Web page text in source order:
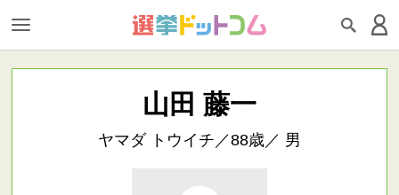
山田 藤一
ヤマダ トウイチ／88歳／ 男